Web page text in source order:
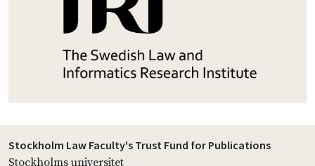
Stockholm Law Faculty's Trust Fund for Publications
Stockholms universitet